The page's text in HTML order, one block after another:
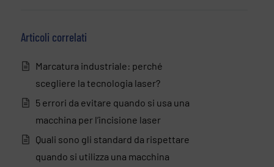
Articoli correlati
Marcatura industriale: perché
scegliere la tecnologia laser?
5 errori da evitare quando si usa una
macchina per l’incisione laser
Quali sono gli standard da rispettare
quando si utilizza una macchina